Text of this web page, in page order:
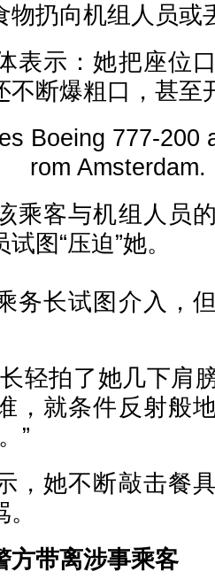
物扔向机组人员或
表示：她把座位
不断爆粗口，甚至
乘客与机组人员
图“压迫”她。
务长试图介入，
轻拍了她几下肩
，就条件反射般
”
，她不断敲击餐
方带离涉事乘客